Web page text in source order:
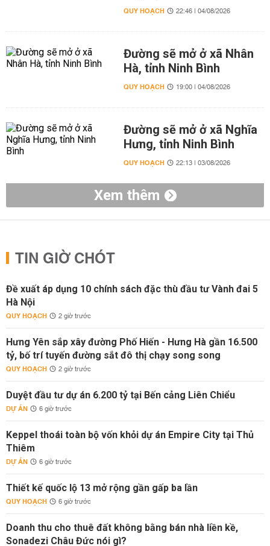
QUY HOẠCH 22:46 | 04/08/2026
Đường sẽ mở ở xã Nhân
Hà, tỉnh Ninh Bình
QUY HOẠCH 19:00 | 04/08/2026
Đường sẽ mở ở xã Nghĩa
Hưng, tỉnh Ninh Bình
QUY HOẠCH 22:13 | 03/08/2026
Xem thêm
TIN GIỜ CHÓT
Đề xuất áp dụng 10 chính sách đặc thù đầu tư Vành đai 5
Hà Nội
QUY HOẠCH 2 giờ trước
Hưng Yên sắp xây đường Phố Hiến - Hưng Hà gần 16.500
tỷ, bố trí tuyến đường sắt đô thị chạy song song
QUY HOẠCH 2 giờ trước
Duyệt đầu tư dự án 6.200 tỷ tại Bến cảng Liên Chiểu
DỰ ÁN 6 giờ trước
Keppel thoái toàn bộ vốn khỏi dự án Empire City tại Thủ
Thiêm
DỰ ÁN 6 giờ trước
Thiết kế quốc lộ 13 mở rộng gần gấp ba lần
QUY HOẠCH 6 giờ trước
Doanh thu cho thuê đất không bằng bán nhà liền kề,
Sonadezi Châu Đức nói gì?